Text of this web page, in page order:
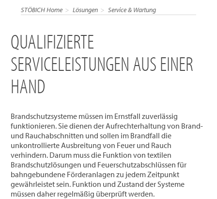
News
Jobs
Kontakt
STÖBICH Home Lösungen Service & Wartung
QUALIFIZIERTE
SERVICELEISTUNGEN AUS EINER
HAND
Brandschutzsysteme müssen im Ernstfall zuverlässig
funktionieren. Sie dienen der Aufrechterhaltung von Brand-
und Rauchabschnitten und sollen im Brandfall die
unkontrollierte Ausbreitung von Feuer und Rauch
verhindern. Darum muss die Funktion von textilen
Brandschutzlösungen und Feuerschutzabschlüssen für
bahngebundene Förderanlagen zu jedem Zeitpunkt
gewährleistet sein. Funktion und Zustand der Systeme
müssen daher regelmäßig überprüft werden.